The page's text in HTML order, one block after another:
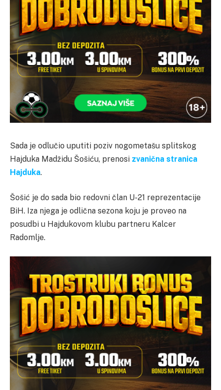
Sada je odlučio uputiti poziv nogometašu splitskog
Hajduka Madžidu Šošiću, prenosi zvanična stranica
Hajduka.
Šošić je do sada bio redovni član U-21 reprezentacije
BiH. Iza njega je odlična sezona koju je proveo na
posudbi u Hajdukovom klubu partneru Kalcer
Radomlje.